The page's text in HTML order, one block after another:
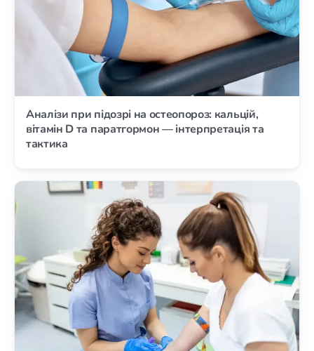
Аналізи при підозрі на остеопороз: кальцій,
вітамін D та паратгормон — інтерпретація та
тактика